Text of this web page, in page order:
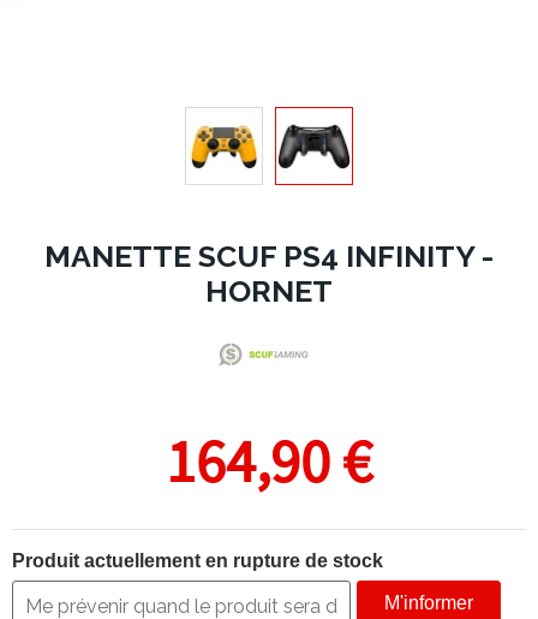
MANETTE SCUF PS4 INFINITY -
HORNET
164,90 €
Produit actuellement en rupture de stock
M'informer